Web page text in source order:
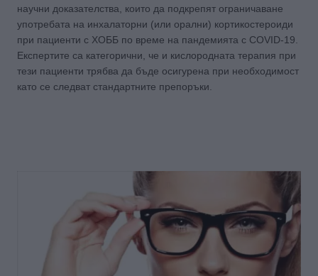
научни доказателства, които да подкрепят ограничаване
употребата на инхалаторни (или орални) кортикостероиди
при пациенти с ХОББ по време на пандемията с COVID-19.
Експертите са категорични, че и кислородната терапия при
тези пациенти трябва да бъде осигурена при необходимост
като се следват стандартните препоръки.